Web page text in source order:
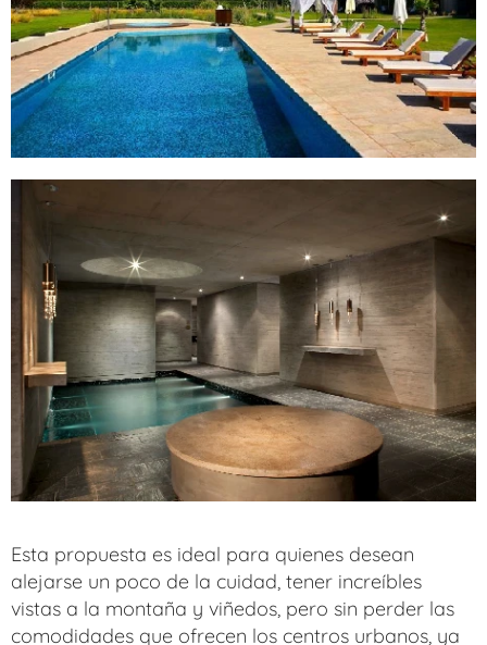
Esta propuesta es ideal para quienes desean
alejarse un poco de la cuidad, tener increíbles
vistas a la montaña y viñedos, pero sin perder las
comodidades que ofrecen los centros urbanos, ya